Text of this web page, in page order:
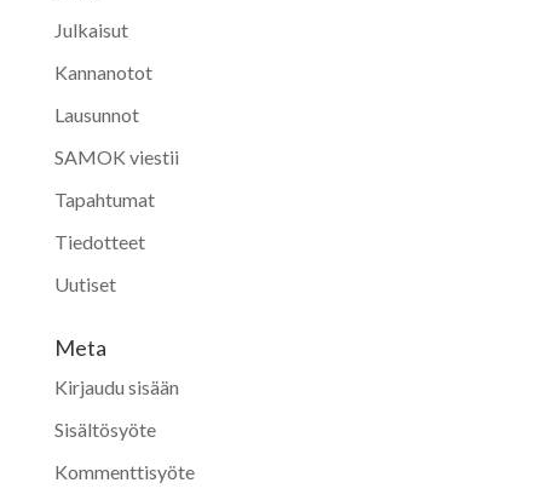
Julkaisut
Kannanotot
Lausunnot
SAMOK viestii
Tapahtumat
Tiedotteet
Uutiset
Meta
Kirjaudu sisään
Sisältösyöte
Kommenttisyöte